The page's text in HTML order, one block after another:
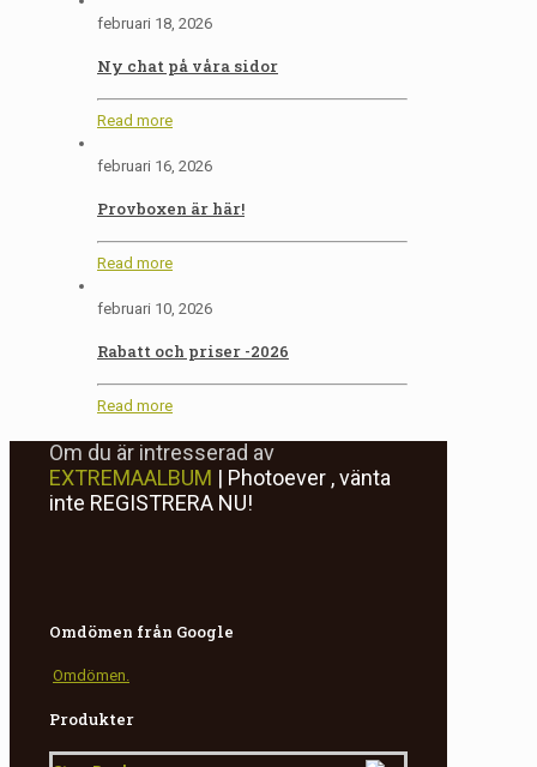
februari 18, 2026
Ny chat på våra sidor
Read more
februari 16, 2026
Provboxen är här!
Read more
februari 10, 2026
Rabatt och priser -2026
Read more
Om du är intresserad av
EXTREMAALBUM | Photoever , vänta
inte REGISTRERA NU!
Omdömen från Google
Omdömen.
Produkter